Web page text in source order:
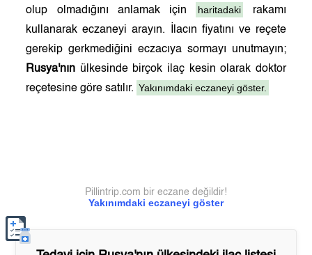
olup olmadığını anlamak için haritadaki
rakamı
kullanarak eczaneyi arayın. İlacın fiyatını ve reçete
gerekip gerkmediğini eczacıya sormayı unutmayın;
Rusya'nın ülkesinde birçok ilaç kesin olarak doktor
reçetesine göre satılır. Yakınımdaki eczaneyi göster.
Yakınımdaki eczaneyi göster
Pillintrip.com bir eczane değildir!